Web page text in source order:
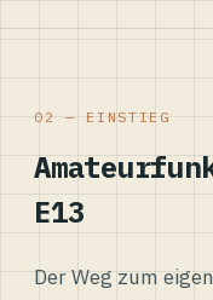
02 — EINSTIEG
E13
Der Weg zum